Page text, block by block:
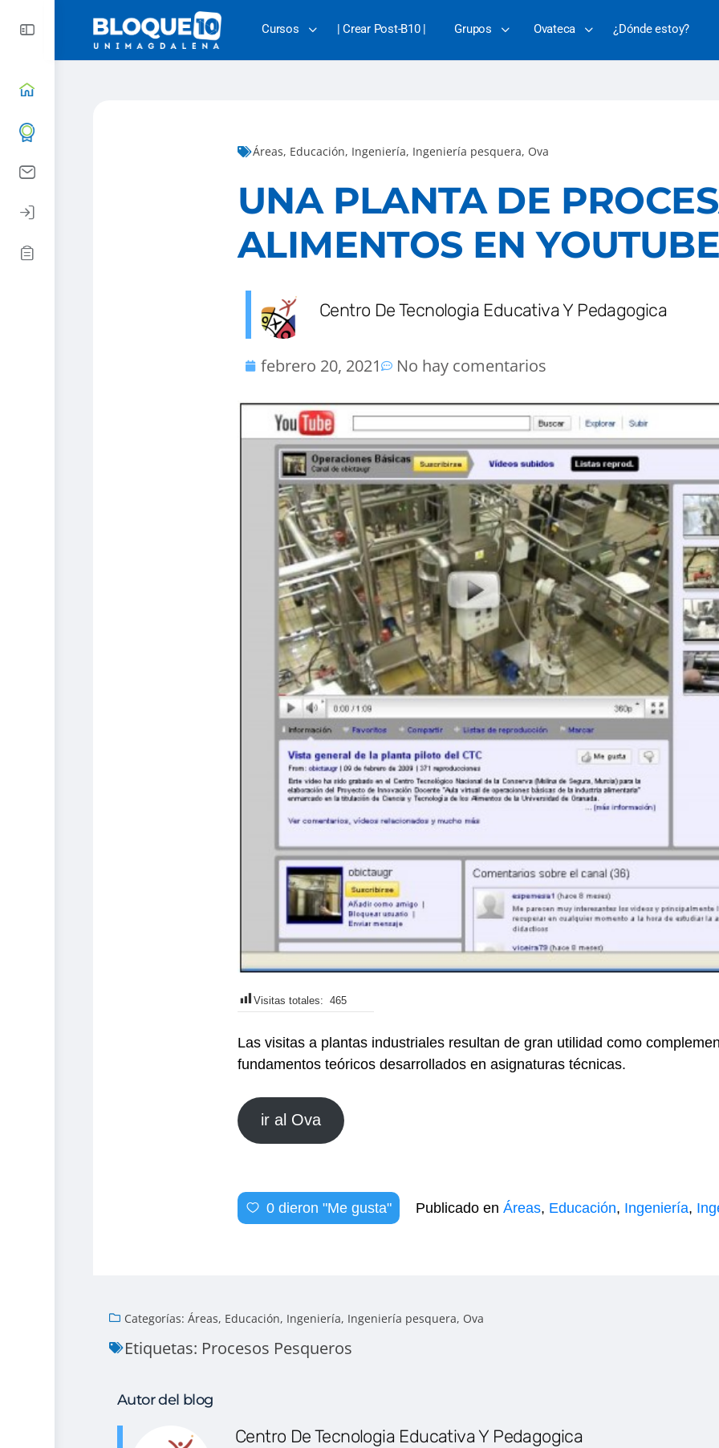
Cursos | Crear Post-B10 | Grupos Ovateca ¿Dónde estoy?
Áreas, Educación, Ingeniería, Ingeniería pesquera, Ova
UNA PLANTA DE
ALIMENTOS EN YOUTUBE
Centro De Tecnologia Educativa Y Pedagogica
febrero 20, 2021 No hay comentarios
Visitas totales: 465
Las visitas a plantas industriales resultan de gran utilidad como
fundamentos teóricos desarrollados en asignaturas técnicas.
ir al Ova
0 dieron "Me gusta" Publicado en Áreas, Educación, Ingeniería,
Categorías: Áreas, Educación, Ingeniería, Ingeniería pesquera, Ova
Etiquetas: Procesos Pesqueros
Autor del blog
Centro De Tecnologia Educativa Y Pedagogica